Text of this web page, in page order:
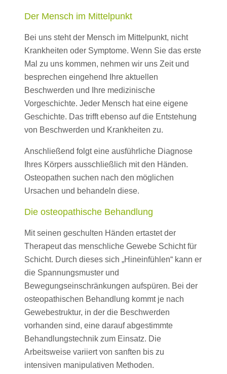
Der Mensch im Mittelpunkt
Bei uns steht der Mensch im Mittelpunkt, nicht
Krankheiten oder Symptome. Wenn Sie das erste
Mal zu uns kommen, nehmen wir uns Zeit und
besprechen eingehend Ihre aktuellen
Beschwerden und Ihre medizinische
Vorgeschichte. Jeder Mensch hat eine eigene
Geschichte. Das trifft ebenso auf die Entstehung
von Beschwerden und Krankheiten zu.
Anschließend folgt eine ausführliche Diagnose
Ihres Körpers ausschließlich mit den Händen.
Osteopathen suchen nach den möglichen
Ursachen und behandeln diese.
Die osteopathische Behandlung
Mit seinen geschulten Händen ertastet der
Therapeut das menschliche Gewebe Schicht für
Schicht. Durch dieses sich „Hineinfühlen“ kann er
die Spannungsmuster und
Bewegungseinschränkungen aufspüren. Bei der
osteopathischen Behandlung kommt je nach
Gewebestruktur, in der die Beschwerden
vorhanden sind, eine darauf abgestimmte
Behandlungstechnik zum Einsatz. Die
Arbeitsweise variiert von sanften bis zu
intensiven manipulativen Methoden.